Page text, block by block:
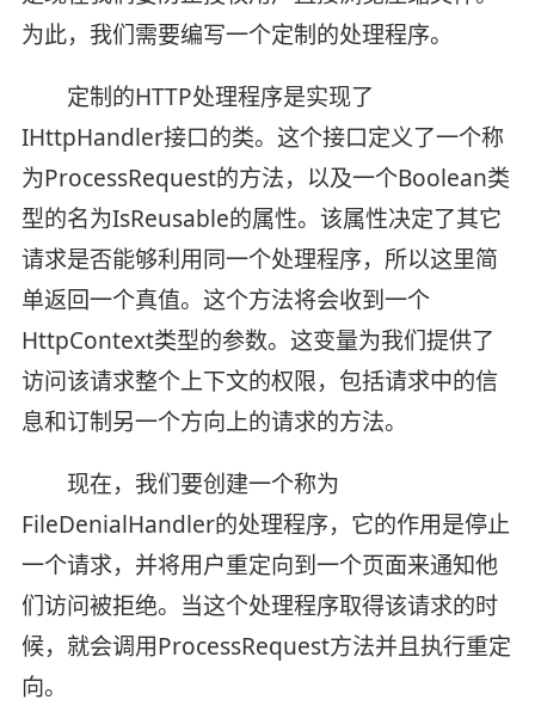
为此，我们需要编写一个定制的处理程序。
定制的HTTP处理程序是实现了
IHttpHandler接口的类。这个接口定义了一个称
为ProcessRequest的方法，以及一个Boolean类
型的名为IsReusable的属性。该属性决定了其它
请求是否能够利用同一个处理程序，所以这里简
单返回一个真值。这个方法将会收到一个
HttpContext类型的参数。这变量为我们提供了
访问该请求整个上下文的权限，包括请求中的信
息和订制另一个方向上的请求的方法。
现在，我们要创建一个称为
FileDenialHandler的处理程序，它的作用是停止
一个请求，并将用户重定向到一个页面来通知他
们访问被拒绝。当这个处理程序取得该请求的时
候，就会调用ProcessRequest方法并且执行重定
向。